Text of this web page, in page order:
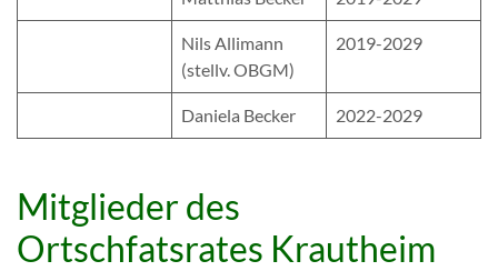
Nils Allimann
(stellv. OBGM)
2019-2029
Daniela Becker 2022-2029
Mitglieder des
Ortschfatsrates Krautheim